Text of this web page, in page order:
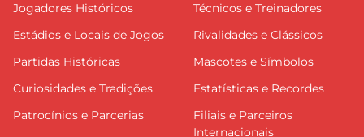
Jogadores Históricos
Técnicos e Treinadores
Estádios e Locais de Jogos
Rivalidades e Clássicos
Partidas Históricas
Mascotes e Símbolos
Curiosidades e Tradições
Estatísticas e Recordes
Patrocínios e Parcerias
Filiais e Parceiros
Internacionais